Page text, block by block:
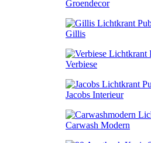
Groendecor
Gillis
Verbiese
Jacobs Interieur
Carwash Modern